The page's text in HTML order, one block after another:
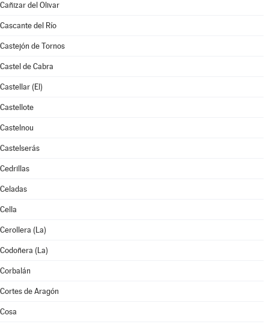
Cañizar del Olivar
Cascante del Río
Castejón de Tornos
Castel de Cabra
Castellar (El)
Castellote
Castelnou
Castelserás
Cedrillas
Celadas
Cella
Cerollera (La)
Codoñera (La)
Corbalán
Cortes de Aragón
Cosa